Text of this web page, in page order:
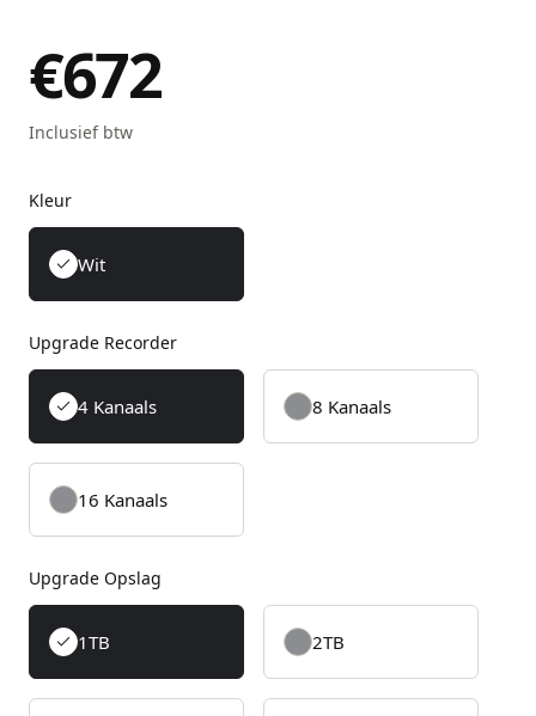
€672
Inclusief btw
Kleur
Wit
Upgrade Recorder
4 Kanaals 8 Kanaals
16 Kanaals
Upgrade Opslag
1TB 2TB